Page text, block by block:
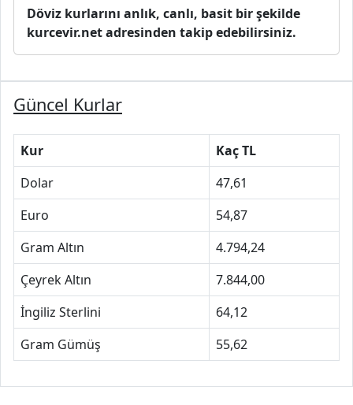
Döviz kurlarını anlık, canlı, basit bir şekilde
kurcevir.net adresinden takip edebilirsiniz.
Güncel Kurlar
Kur
Kaç TL
Dolar
47,61
Euro
54,87
Gram Altın
4.794,24
Çeyrek Altın
7.844,00
İngiliz Sterlini
64,12
Gram Gümüş
55,62